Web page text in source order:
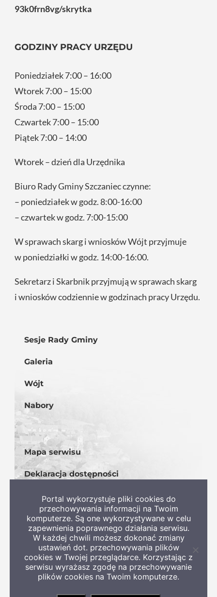
93k0frn8vg/skrytka
GODZINY PRACY URZĘDU
Poniedziałek 7:00 – 16:00
Wtorek 7:00 – 15:00
Środa 7:00 – 15:00
Czwartek 7:00 – 15:00
Piątek 7:00 – 14:00
Wtorek – dzień dla Urzędnika
Biuro Rady Gminy Szczaniec czynne:
– poniedziałek w godz. 8:00-16:00
– czwartek w godz. 7:00-15:00
W sprawach skarg i wniosków Wójt przyjmuje
w poniedziałki w godz. 14:00-16:00.
Sekretarz i Skarbnik przyjmują w sprawach skarg
i wniosków codziennie w godzinach pracy Urzędu.
Sesje Rady Gminy
Galeria
Wójt
Nabory
Mapa serwisu
Deklaracja dostępności
Copyright 2022 Gmina Szczaniec
Portal wykorzystuje pliki cookies do
przechowywania informacji na Twoim
komputerze. Są one wykorzystywane w celu
zapewnienia poprawnego działania serwisu.
W każdej chwili możesz dokonać zmiany
ustawień dot. przechowywania plików
cookies w Twojej przeglądarce. Korzystając z
serwisu wyrażasz zgodę na przechowywanie
plików cookies na Twoim komputerze.